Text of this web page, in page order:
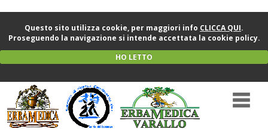
Questo sito utilizza cookie, per maggiori info CLICCA QUI.
Proseguendo la navigazione si intende accettata la cookie policy.
HO LETTO